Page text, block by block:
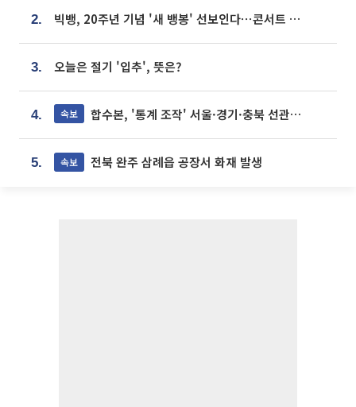
2. 빅뱅, 20주년 기념 '새 뱅봉' 선보인다⋯콘서트 앞두고 팝업 개최
3. 오늘은 절기 '입추', 뜻은?
4. 속보 합수본, '통계 조작' 서울·경기·충북 선관위 등 추가 압수수색
5. 속보 전북 완주 삼례읍 공장서 화재 발생